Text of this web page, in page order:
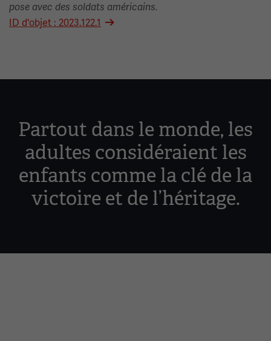
pose avec des soldats américains.
ID d'objet : 2023.122.1
Partout dans le monde, les
adultes considéraient les
enfants comme la clé de la
victoire et de l’héritage.